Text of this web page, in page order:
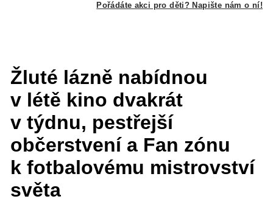
Pořádáte akci pro děti? Napište nám o ní!
Žluté lázně nabídnou
v létě kino dvakrát
v týdnu, pestřejší
občerstvení a Fan zónu
k fotbalovému mistrovství
světa